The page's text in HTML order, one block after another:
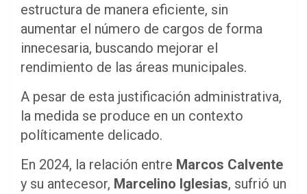
estructura de manera eficiente, sin
aumentar el número de cargos de forma
innecesaria, buscando mejorar el
rendimiento de las áreas municipales.
A pesar de esta justificación administrativa,
la medida se produce en un contexto
políticamente delicado.
En 2024, la relación entre Marcos Calvente
y su antecesor, Marcelino Iglesias, sufrió un